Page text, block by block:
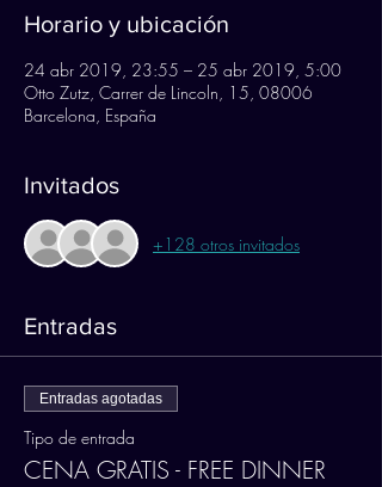
Horario y ubicación
24 abr 2019, 23:55 – 25 abr 2019, 5:00
Otto Zutz, Carrer de Lincoln, 15, 08006
Barcelona, España
Invitados
+128 otros invitados
Entradas
Entradas agotadas
Tipo de entrada
CENA GRATIS - FREE DINNER